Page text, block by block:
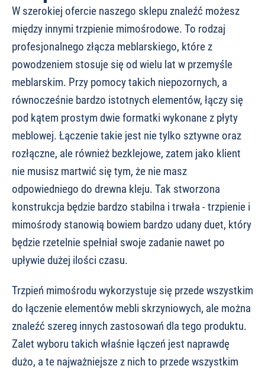
W szerokiej ofercie naszego sklepu znaleźć możesz
między innymi trzpienie mimośrodowe. To rodzaj
profesjonalnego złącza meblarskiego, które z
powodzeniem stosuje się od wielu lat w przemyśle
meblarskim. Przy pomocy takich niepozornych, a
równocześnie bardzo istotnych elementów, łączy się
pod kątem prostym dwie formatki wykonane z płyty
meblowej. Łączenie takie jest nie tylko sztywne oraz
rozłączne, ale również bezklejowe, zatem jako klient
nie musisz martwić się tym, że nie masz
odpowiedniego do drewna kleju. Tak stworzona
konstrukcja będzie bardzo stabilna i trwała - trzpienie i
mimośrody stanowią bowiem bardzo udany duet, który
będzie rzetelnie spełniał swoje zadanie nawet po
upływie dużej ilości czasu.
Trzpień mimośrodu wykorzystuje się przede wszystkim
do łączenie elementów mebli skrzyniowych, ale można
znaleźć szereg innych zastosowań dla tego produktu.
Zalet wyboru takich właśnie łączeń jest naprawdę
dużo, a te najważniejsze z nich to przede wszystkim